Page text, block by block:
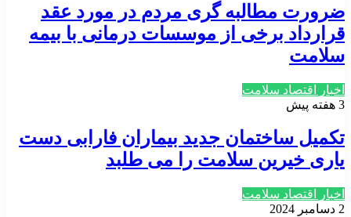
ضرورت مطالبه گری مردم در مورد عقد
قرارداد برخی از موسسات درمانی با بیمه
سلامت
اخبار اقتصاد سلامت
3 هفته پیش
تکمیل ساختمان جدید بیماران فارابی دست
یاری خیرین سلامت را می طلبد
اخبار اقتصاد سلامت
2 دسامبر 2024